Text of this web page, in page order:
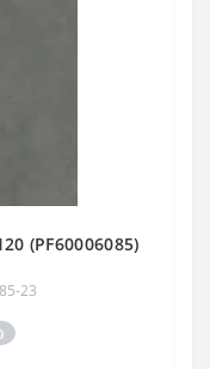
(PF60006085)
23